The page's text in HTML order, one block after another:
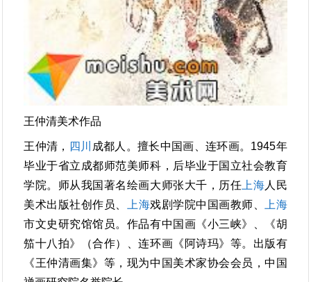
王仲清美术作品
王仲清， 四川
成都人。擅长中国画、连环画。1945年
毕业于省立成都师范美师科，后毕业于国立社会教育
学院。师从我国著名绘画大师张大千，历任 上海人民
美术出版社创作员、
上海戏剧学院中国画教师、
上海
市文史研究馆馆员。作品有中国画《小三峡》、《胡
笳十八拍》（合作）、连环画《阿诗玛》等。出版有
《王仲清画集》等，现为中国美术家协会会员，中国